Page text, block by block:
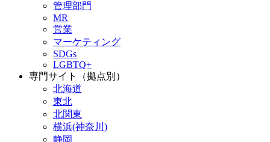
管理部門
MR
営業
マーケティング
SDGs
LGBTQ+
専門サイト（拠点別）
北海道
東北
北関東
横浜(神奈川)
静岡